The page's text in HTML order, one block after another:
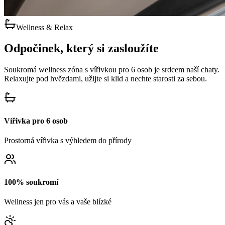
Wellness & Relax
Odpočinek, který si zasloužíte
Soukromá wellness zóna s vířivkou pro 6 osob je srdcem naší chaty.
Relaxujte pod hvězdami, užijte si klid a nechte starosti za sebou.
Vířivka pro 6 osob
Prostorná vířivka s výhledem do přírody
100% soukromí
Wellness jen pro vás a vaše blízké